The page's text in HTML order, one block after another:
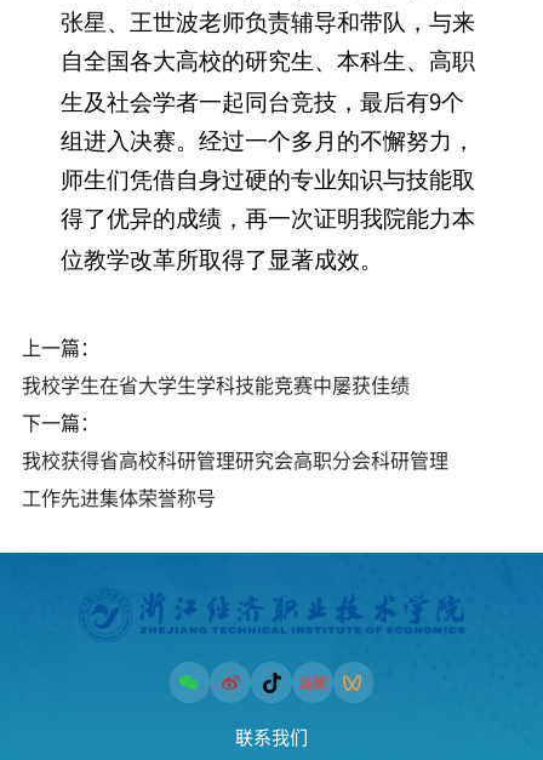
张星、王世波老师负责辅导和带队，与来
自全国各大高校的研究生、本科生、高职
生及社会学者一起同台竞技，最后有9个
组进入决赛。经过一个多月的不懈努力，
师生们凭借自身过硬的专业知识与技能取
得了优异的成绩，再一次证明我院能力本
位教学改革所取得了显著成效。
上一篇：
我校学生在省大学生学科技能竞赛中屡获佳绩
下一篇：
我校获得省高校科研管理研究会高职分会科研管理
工作先进集体荣誉称号
联系我们